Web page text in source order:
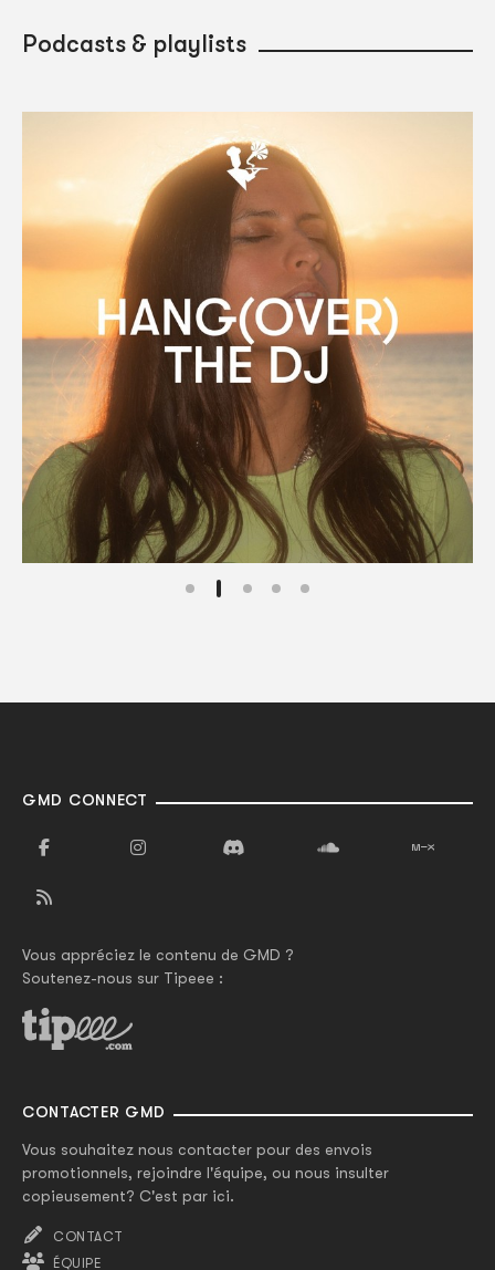
Podcasts & playlists
GMD CONNECT
Vous appréciez le contenu de GMD ?
Soutenez-nous sur Tipeee :
CONTACTER GMD
Vous souhaitez nous contacter pour des envois
promotionnels, rejoindre l'équipe, ou nous insulter
copieusement? C'est par ici.
CONTACT
ÉQUIPE